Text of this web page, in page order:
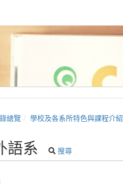
總覽 學校及各系所特色與課程介紹
語系 搜尋